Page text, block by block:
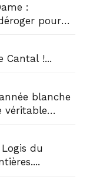
:
pour
Cantal !...
blanche
véritable
du